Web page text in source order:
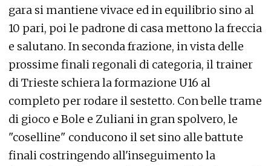
gara si mantiene vivace ed in equilibrio sino al
10 pari, poi le padrone di casa mettono la freccia
e salutano. In seconda frazione, in vista delle
prossime finali regonali di categoria, il trainer
di Trieste schiera la formazione U16 al
completo per rodare il sestetto. Con belle trame
di gioco e Bole e Zuliani in gran spolvero, le
"coselline" conducono il set sino alle battute
finali costringendo all'inseguimento la